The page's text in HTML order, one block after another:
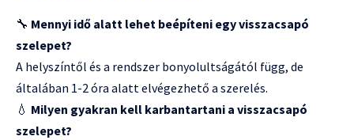
🔧 Mennyi idő alatt lehet beépíteni egy visszacsapó
szelepet?
A helyszíntől és a rendszer bonyolultságától függ, de
általában 1-2 óra alatt elvégezhető a szerelés.
💧 Milyen gyakran kell karbantartani a visszacsapó
szelepet?